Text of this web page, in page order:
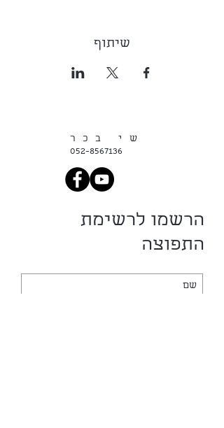
שיתוף
שי בכר
052-8567136
הרשמו לרשימת
התפוצה